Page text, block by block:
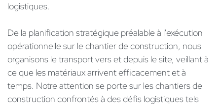
logistiques.
De la planification stratégique préalable à l'exécution
opérationnelle sur le chantier de construction, nous
organisons le transport vers et depuis le site, veillant à
ce que les matériaux arrivent efficacement et à
temps. Notre attention se porte sur les chantiers de
construction confrontés à des défis logistiques tels